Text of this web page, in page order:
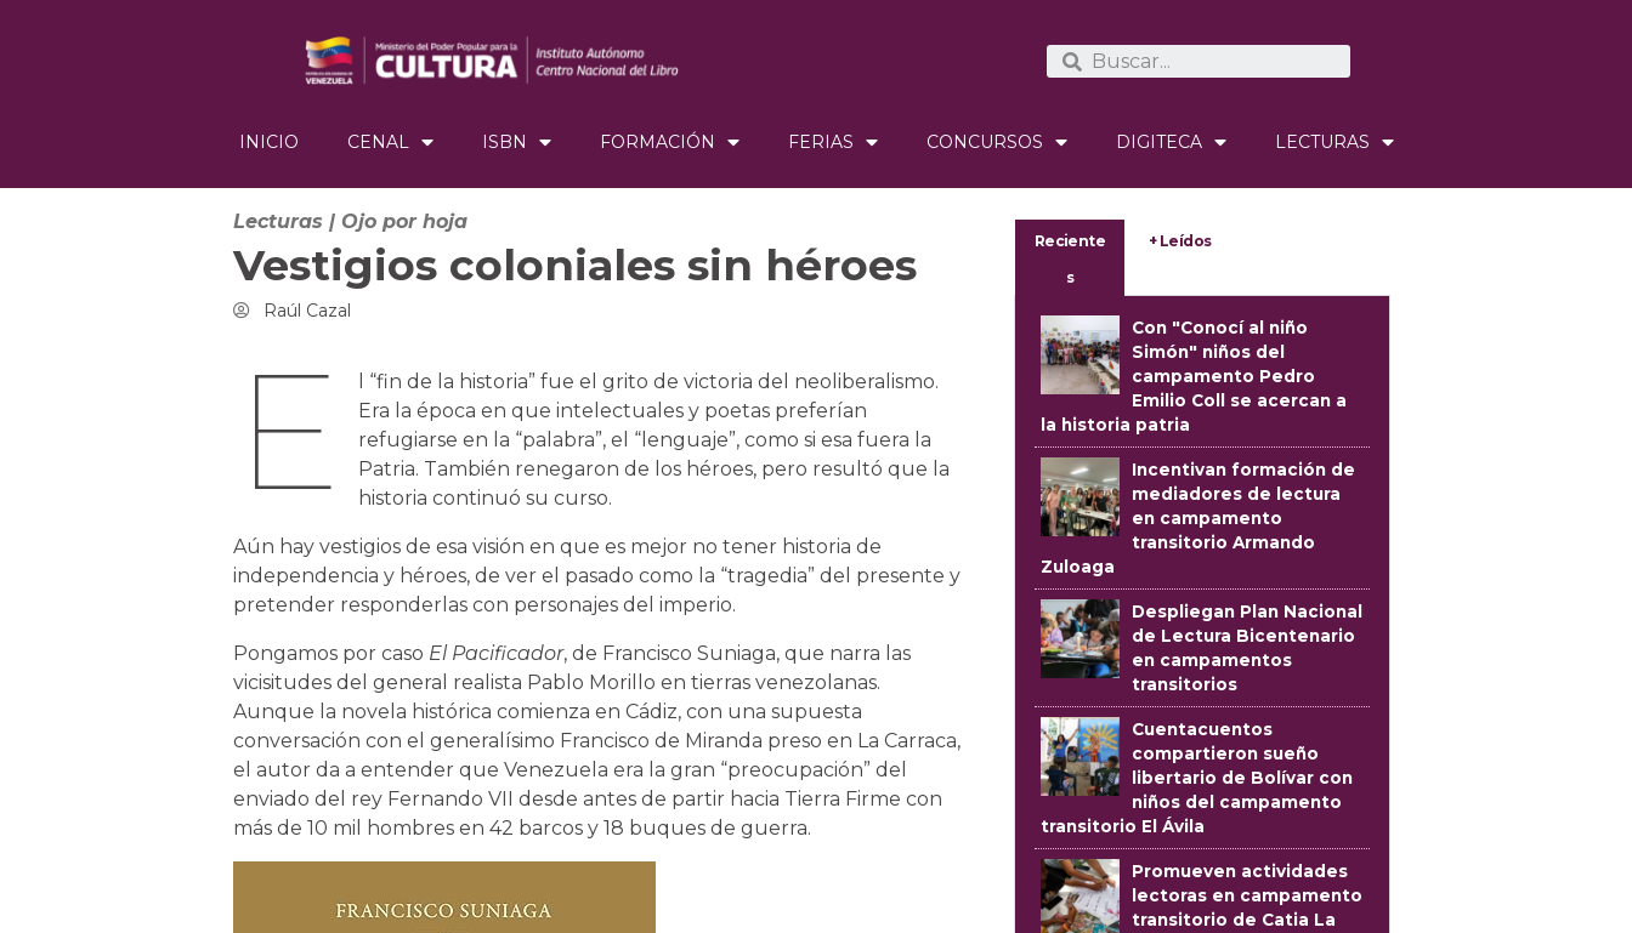
INICIO CENAL ISBN FORMACIÓN FERIAS CONCURSOS DIGITECA LECTURAS
Lecturas | Ojo por hoja
Vestigios coloniales sin héroes
Raúl Cazal
E
l “fin de la historia” fue el grito de victoria del neoliberalismo.
Era la época en que intelectuales y poetas preferían
refugiarse en la “palabra”, el “lenguaje”, como si esa fuera la
Patria. También renegaron de los héroes, pero resultó que la
historia continuó su curso.
Aún hay vestigios de esa visión en que es mejor no tener historia de
independencia y héroes, de ver el pasado como la “tragedia” del presente y
pretender responderlas con personajes del imperio.
Pongamos por caso El Pacificador, de Francisco Suniaga, que narra las
vicisitudes del general realista Pablo Morillo en tierras venezolanas.
Aunque la novela histórica comienza en Cádiz, con una supuesta
conversación con el generalísimo Francisco de Miranda preso en La Carraca,
el autor da a entender que Venezuela era la gran “preocupación” del
enviado del rey Fernando VII desde antes de partir hacia Tierra Firme con
más de 10 mil hombres en 42 barcos y 18 buques de guerra.
Reciente
s
+ Leídos
Con "Conocí al niño
Simón" niños del
campamento Pedro
Emilio Coll se acercan a
la historia patria
Incentivan formación de
mediadores de lectura
en campamento
transitorio Armando
Zuloaga
Despliegan Plan Nacional
de Lectura Bicentenario
en campamentos
transitorios
Cuentacuentos
compartieron sueño
libertario de Bolívar con
niños del campamento
transitorio El Ávila
Promueven actividades
lectoras en campamento
transitorio de Catia La